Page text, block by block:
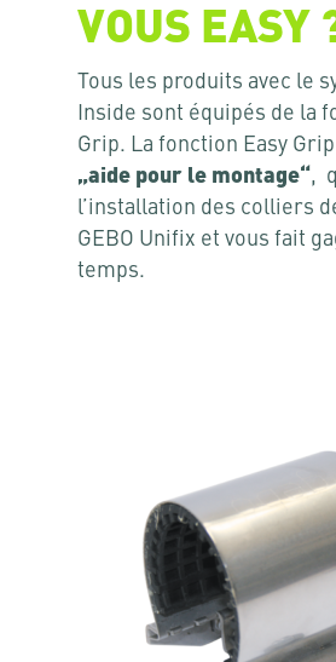
VOUS EASY
Tous les produits avec le
Inside sont équipés de la
Grip. La fonction Easy
„aide pour le montage“,
l’installation des colliers
GEBO Unifix et vous fait
temps.